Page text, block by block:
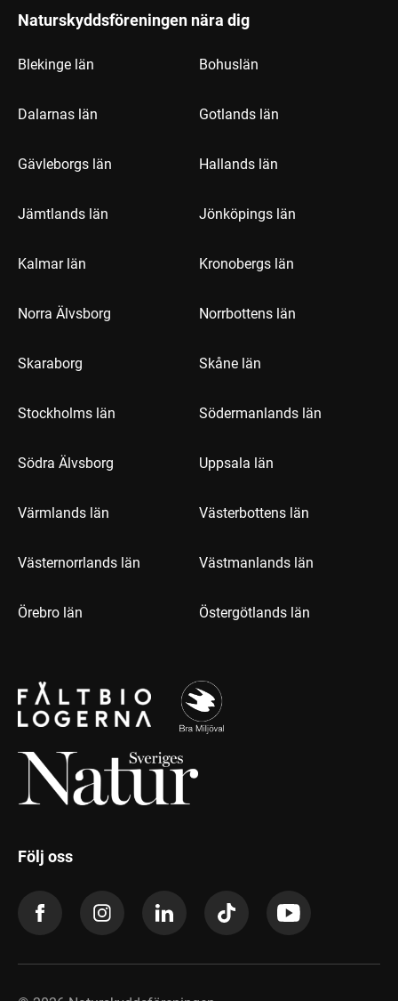
Naturskyddsföreningen nära dig
Blekinge län Bohuslän
Dalarnas län Gotlands län
Gävleborgs län Hallands län
Jämtlands län Jönköpings län
Kalmar län Kronobergs län
Norra Älvsborg Norrbottens län
Skaraborg Skåne län
Stockholms län Södermanlands län
Södra Älvsborg Uppsala län
Värmlands län Västerbottens län
Västernorrlands län Västmanlands län
Örebro län Östergötlands län
Följ oss